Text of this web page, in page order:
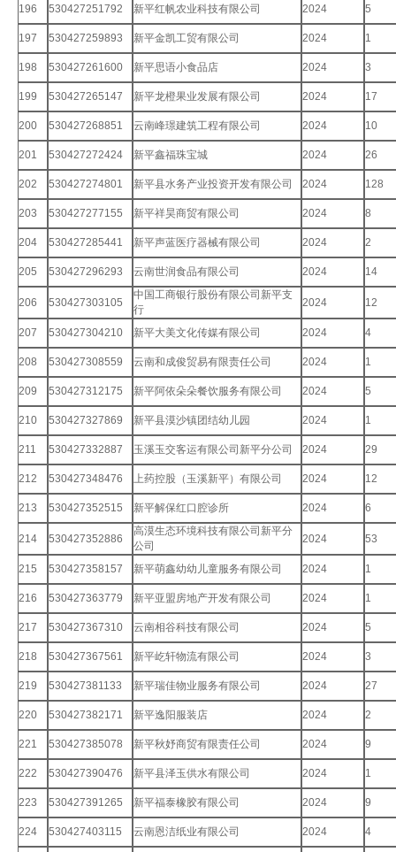
196 530427251792 新平红帆农业科技有限公司 2024 5
197 530427259893 新平金凯工贸有限公司 2024 1
198 530427261600 新平思语小食品店 2024 3
199 530427265147 新平龙橙果业发展有限公司 2024 17
200 530427268851 云南峰璟建筑工程有限公司 2024 10
201 530427272424 新平鑫福珠宝城 2024 26
202 530427274801 新平县水务产业投资开发有限公司 2024 128
203 530427277155 新平祥昊商贸有限公司 2024 8
204 530427285441 新平声蓝医疗器械有限公司 2024 2
205 530427296293 云南世润食品有限公司 2024 14
206 530427303105
中国工商银行股份有限公司新平支
行
2024 12
207 530427304210 新平大美文化传媒有限公司 2024 4
208 530427308559 云南和成俊贸易有限责任公司 2024 1
209 530427312175 新平阿依朵朵餐饮服务有限公司 2024 5
210 530427327869 新平县漠沙镇团结幼儿园 2024 1
211 530427332887 玉溪玉交客运有限公司新平分公司 2024 29
212 530427348476 上药控股（玉溪新平）有限公司 2024 12
213 530427352515 新平解保红口腔诊所 2024 6
214 530427352886
高漠生态环境科技有限公司新平分
公司
2024 53
215 530427358157 新平萌鑫幼幼儿童服务有限公司 2024 1
216 530427363779 新平亚盟房地产开发有限公司 2024 1
217 530427367310 云南相谷科技有限公司 2024 5
218 530427367561 新平屹轩物流有限公司 2024 3
219 530427381133 新平瑞佳物业服务有限公司 2024 27
220 530427382171 新平逸阳服装店 2024 2
221 530427385078 新平秋妤商贸有限责任公司 2024 9
222 530427390476 新平县泽玉供水有限公司 2024 1
223 530427391265 新平福泰橡胶有限公司 2024 9
224 530427403115 云南恩洁纸业有限公司 2024 4